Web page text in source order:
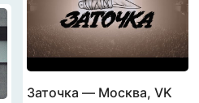
Заточка — Москва, VK